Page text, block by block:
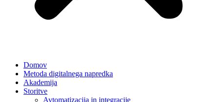
Domov
Metoda digitalnega napredka
Akademija
Storitve
Avtomatizacija in integracije